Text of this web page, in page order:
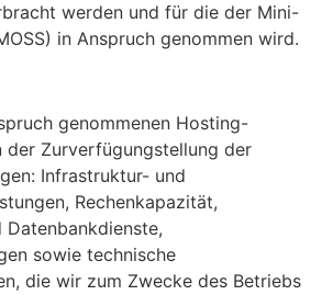
werden und für die der Mini-
in Anspruch genommen wird.
genommenen Hosting-
der Zurverfügungstellung der
Infrastruktur- und
Rechenkapazität,
sowie technische
die wir zum Zwecke des Betriebs